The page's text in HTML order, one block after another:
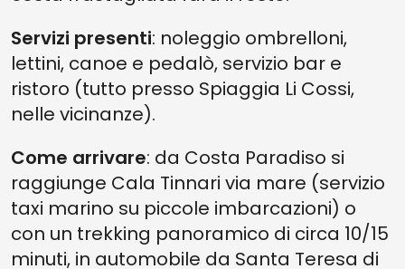
Servizi presenti: noleggio ombrelloni,
lettini, canoe e pedalò, servizio bar e
ristoro (tutto presso Spiaggia Li Cossi,
nelle vicinanze).
Come arrivare: da Costa Paradiso si
raggiunge Cala Tinnari via mare (servizio
taxi marino su piccole imbarcazioni) o
con un trekking panoramico di circa 10/15
minuti, in automobile da Santa Teresa di